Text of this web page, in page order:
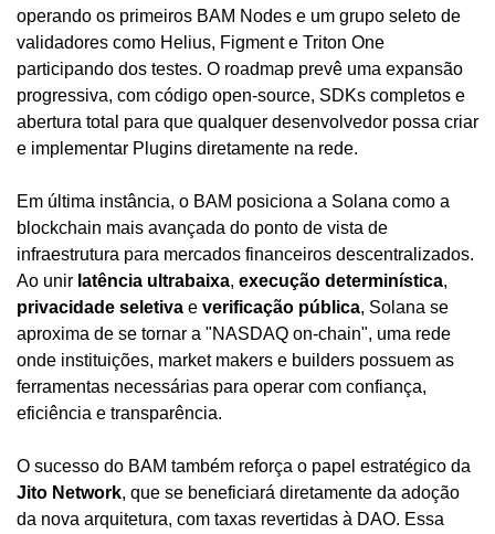
operando os primeiros BAM Nodes e um grupo seleto de
validadores como Helius, Figment e Triton One
participando dos testes. O roadmap prevê uma expansão
progressiva, com código open-source, SDKs completos e
abertura total para que qualquer desenvolvedor possa criar
e implementar Plugins diretamente na rede.
Em última instância, o BAM posiciona a Solana como a
blockchain mais avançada do ponto de vista de
infraestrutura para mercados financeiros descentralizados.
Ao unir latência ultrabaixa, execução determinística
privacidade seletiva e verificação pública, Solana se
aproxima de se tornar a "NASDAQ on-chain", uma rede
onde instituições, market makers e builders possuem as
ferramentas necessárias para operar com confiança,
eficiência e transparência.
Jito Network, que se beneficiará diretamente da adoção
da nova arquitetura, com taxas revertidas à DAO. Essa